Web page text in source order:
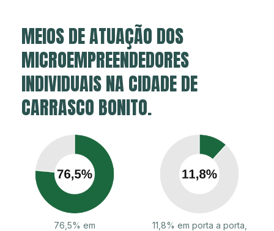
MEIOS DE ATUAÇÃO DOS
MICROEMPREENDEDORES
INDIVIDUAIS NA CIDADE DE
CARRASCO BONITO.
76,5% em
11,8% em porta a porta,